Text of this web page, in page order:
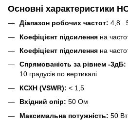
Основні характеристики
Діапазон робочих частот:
Коефіцієнт підсилення на
Коефіцієнт підсилення на
Спрямованість за рівнем -3дБ:
10 градусів по вертикалі
КСХH (VSWR): < 1,5
Вхідний опір: 50 Ом
Максимальна потужність: 50 Вт